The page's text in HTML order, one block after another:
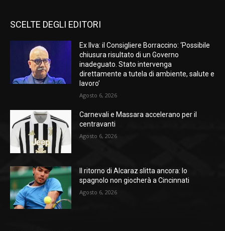
SCELTE DEGLI EDITORI
Ex Ilva: il Consigliere Borraccino: ‘Possibile
chiusura risultato di un Governo
inadeguato. Stato intervenga
direttamente a tutela di ambiente, salute e
lavoro’
Agosto 6, 2026
Carnevali e Massara accelerano per il
centravanti
Agosto 6, 2026
Il ritorno di Alcaraz slitta ancora: lo
spagnolo non giocherà a Cincinnati
Agosto 6, 2026